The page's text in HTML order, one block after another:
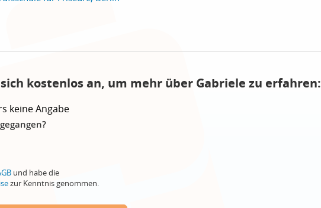
kostenlos an, um mehr über Gabriele zu erfahren:
keine Angabe
und habe die
zur Kenntnis genommen.